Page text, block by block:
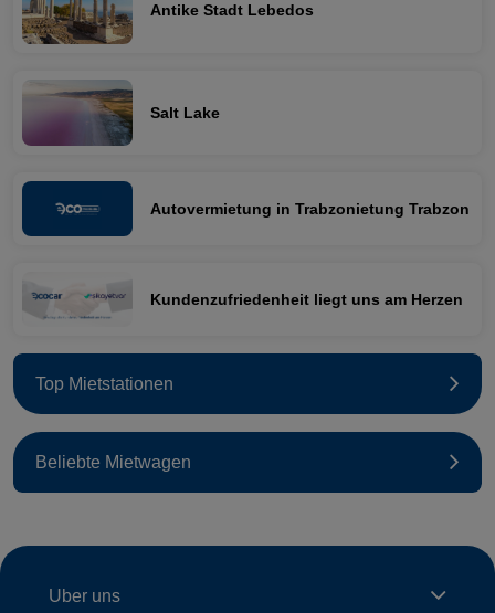
Antike Stadt Lebedos
Salt Lake
Autovermietung in Trabzonietung Trabzon
Kundenzufriedenheit liegt uns am Herzen
Top Mietstationen
Beliebte Mietwagen
Uber uns